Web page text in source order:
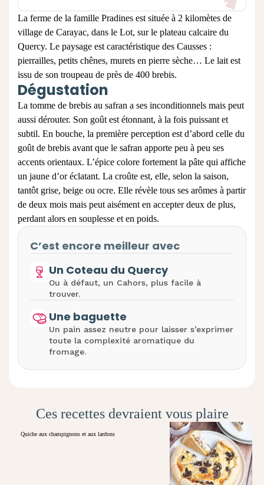
La ferme de la famille Pradines est située à 2 kilomètes de
village de Carayac, dans le Lot, sur le plateau calcaire du
Quercy. Le paysage est caractéristique des Causses :
pierrailles, petits chênes, murets en pierre sèche… Le lait est
issu de son troupeau de près de 400 brebis.
Dégustation
La tomme de brebis au safran a ses inconditionnels mais peut
aussi dérouter. Son goût est étonnant, à la fois puissant et
subtil. En bouche, la première perception est d’abord celle du
goût de brebis avant que le safran apporte peu à peu ses
accents orientaux. L’épice colore fortement la pâte qui affiche
un jaune d’or éclatant. La croûte est, elle, selon la saison,
tantôt grise, beige ou ocre. Elle révèle tous ses arômes à partir
de deux mois mais peut aisément en accepter deux de plus,
perdant alors en souplesse et en poids.
C’est encore meilleur avec
Un Coteau du Quercy
Ou à défaut, un Cahors, plus facile à
trouver.
Une baguette
Un pain assez neutre pour laisser s’exprimer
toute la complexité aromatique du
fromage.
Ces recettes devraient vous plaire
Quiche aux champignons et aux lardons